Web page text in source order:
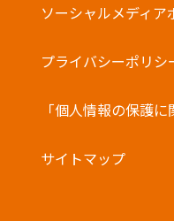
・他の電子マネーと
バーコー
ソーシャルメディア
プライバシーポリシ
「個人情報の保護
サイトマップ